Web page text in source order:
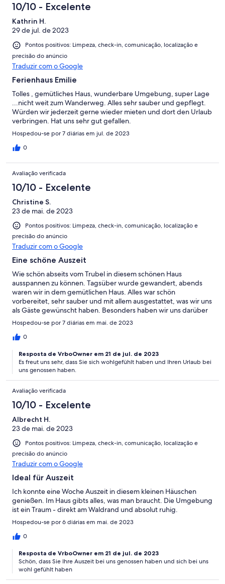
10/10 - Excelente
Kathrin H.
29 de jul. de 2023
Pontos positivos: Limpeza, check-in, comunicação, localização e
precisão do anúncio
Traduzir com o Google
Ferienhaus Emilie
Tolles , gemütliches Haus, wunderbare Umgebung, super Lage
...nicht weit zum Wanderweg. Alles sehr sauber und gepflegt.
Würden wir jederzeit gerne wieder mieten und dort den Urlaub
verbringen. Hat uns sehr gut gefallen.
Hospedou-se por 7 diárias em jul. de 2023
0
Avaliação verificada
10/10 - Excelente
Christine S.
23 de mai. de 2023
Pontos positivos: Limpeza, check-in, comunicação, localização e
precisão do anúncio
Traduzir com o Google
Eine schöne Auszeit
Wie schön abseits vom Trubel in diesem schönen Haus
ausspannen zu können. Tagsüber wurde gewandert, abends
waren wir in dem gemütlichen Haus. Alles war schön
vorbereitet, sehr sauber und mit allem ausgestattet, was wir uns
als Gäste gewünscht haben. Besonders haben wir uns darüber
gefreut, dass auch Informationen und Wanderkarten von
Familie Müller bereit gestellt wurden. An warmen Tagen haben
wir draußen vor dem Haus gefrühstückt und die Stille genossen.
geplant war und dennoch erfreute. Vielen Dank Familie Müller!
Herzliche Grüße C.Scholz
Hospedou-se por 7 diárias em mai. de 2023
0
Resposta de VrboOwner em 21 de jul. de 2023
Es freut uns sehr, dass Sie sich wohlgefühlt haben und Ihren Urlaub bei
uns genossen haben.
Avaliação verificada
10/10 - Excelente
Albrecht H.
23 de mai. de 2023
Pontos positivos: Limpeza, check-in, comunicação, localização e
precisão do anúncio
Traduzir com o Google
Ideal für Auszeit
Ich konnte eine Woche Auszeit in diesem kleinen Häuschen
genießen. Im Haus gibts alles, was man braucht. Die Umgebung
ist ein Traum - direkt am Waldrand und absolut ruhig.
Hospedou-se por 6 diárias em mai. de 2023
0
Resposta de VrboOwner em 21 de jul. de 2023
Schön, dass Sie Ihre Auszeit bei uns genossen haben und sich bei uns
wohl gefühlt haben